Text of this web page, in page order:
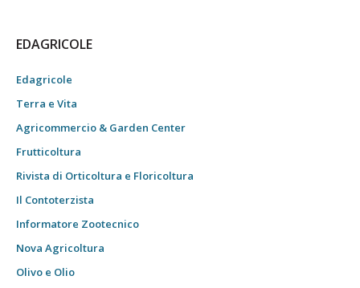
EDAGRICOLE
Edagricole
Terra e Vita
Agricommercio & Garden Center
Frutticoltura
Rivista di Orticoltura e Floricoltura
Il Contoterzista
Informatore Zootecnico
Nova Agricoltura
Olivo e Olio